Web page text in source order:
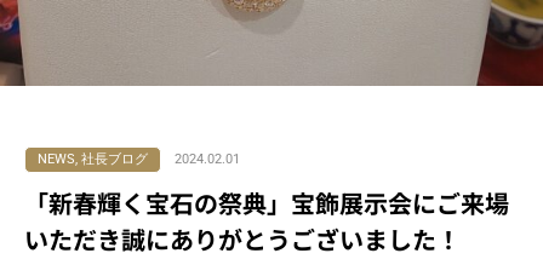
NEWS, 社長ブログ 2024.02.01
「新春輝く宝石の祭典」宝飾展示会にご来場
いただき誠にありがとうございました！